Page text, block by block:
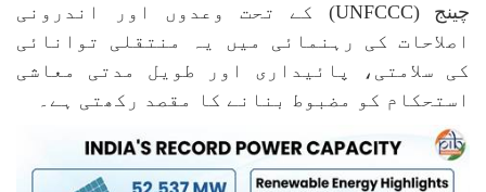
چینج (UNFCCC) کے تحت وعدوں اور اندرونی
اصلاحات کی رہنمائی میں یہ منتقلی توانائی
کی سلامتی، پائیداری اور طویل مدتی معاشی
استحکام کو مضبوط بنانے کا مقصد رکھتی ہے۔